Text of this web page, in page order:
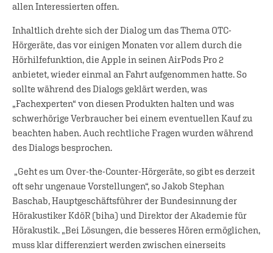
allen Interessierten offen.
Inhaltlich drehte sich der Dialog um das Thema OTC-
Hörgeräte, das vor einigen Monaten vor allem durch die
Hörhilfefunktion, die Apple in seinen AirPods Pro 2
anbietet, wieder einmal an Fahrt aufgenommen hatte. So
sollte während des Dialogs geklärt werden, was
„Fachexperten“ von diesen Produkten halten und was
schwerhörige Verbraucher bei einem eventuellen Kauf zu
beachten haben. Auch rechtliche Fragen wurden während
des Dialogs besprochen.
„Geht es um Over-the-Counter-Hörgeräte, so gibt es derzeit
oft sehr ungenaue Vorstellungen“, so Jakob Stephan
Baschab, Hauptgeschäftsführer der Bundesinnung der
Hörakustiker KdöR (biha) und Direktor der Akademie für
Hörakustik. „Bei Lösungen, die besseres Hören ermöglichen,
muss klar differenziert werden zwischen einerseits